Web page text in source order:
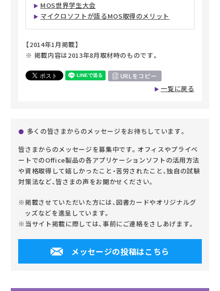
MOS世界学生大会
マイクロソフトが語るMOS取得のメリット
【2014年1月掲載】
※ 掲載内容は2013年8月取材時のものです。
URLをコピー
一覧に戻る
多くの皆さまからのメッセージをお待ちしています。
皆さまからのメッセージを募集中です。オフィスやプライベ
ートでのOffice製品の各アプリケーションソフトの活用方法
や資格取得して嬉しかったこと・苦労されたこと、独自の試験
対策法など、皆さまの声をお聞かせください。
※掲載させていただいた方には、図書カードやオリジナルグ
ッズなどを進呈しています。
※当サイト掲載に際しては、事前にご連絡をさしあげます。
メッセージの投稿はこちら